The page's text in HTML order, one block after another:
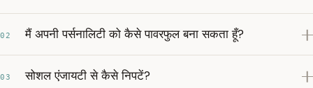
02 मैं अपनी पर्सनालिटी को कैसे पावरफुल बना सकता हूँ?
03 सोशल एंजायटी से कैसे निपटें?